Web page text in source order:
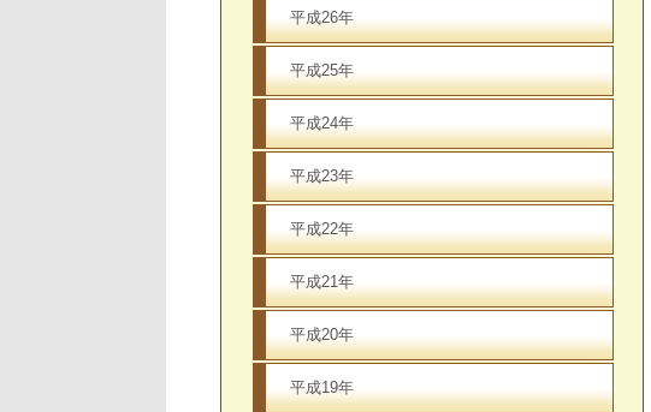
平成26年
平成25年
平成24年
平成23年
平成22年
平成21年
平成20年
平成19年